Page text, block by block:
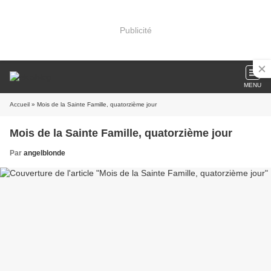
Publicité
MENU
Accueil » Mois de la Sainte Famille, quatorzième jour
Mois de la Sainte Famille, quatorzième jour
Par angelblonde